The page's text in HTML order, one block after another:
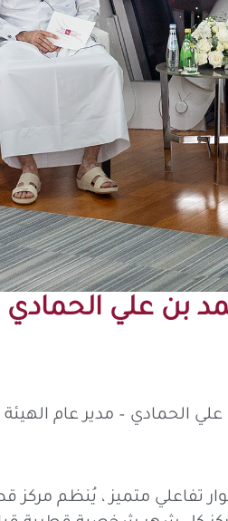
علي الحمادي –
– مدير عام الهيئة
تفاعلي متميز ، يُنظم مركز